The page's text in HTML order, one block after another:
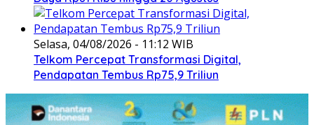
Selasa, 04/08/2026 - 11:12 WIB
Telkom Percepat Transformasi Digital,
Pendapatan Tembus Rp75,9 Triliun